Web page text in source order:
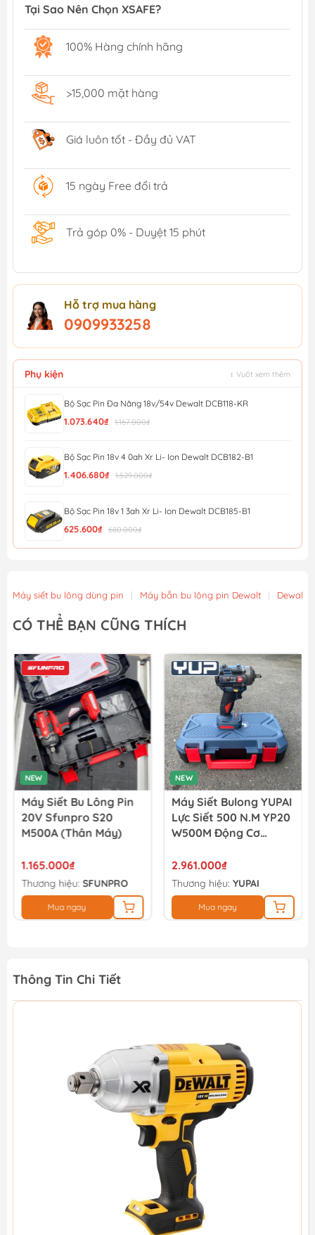
Tại Sao Nên Chọn XSAFE?
100% Hàng chính hãng
>15,000 mặt hàng
Giá luôn tốt - Đầy đủ VAT
15 ngày Free đổi trả
Trả góp 0% - Duyệt 15 phút
Hỗ trợ mua hàng
0909933258
Phụ kiện ↕ Vuốt xem thêm
Bộ Sạc Pin Đa Năng 18v/54v Dewalt DCB118-KR
1.073.640₫ 1.167.000₫
Bộ Sạc Pin 18v 4 0ah Xr Li- Ion Dewalt DCB182-B1
1.406.680₫ 1.529.000₫
Bộ Sạc Pin 18v 1 3ah Xr Li- Ion Dewalt DCB185-B1
625.600₫ 680.000₫
Bộ Sạc Pin 12v/20v Xr 2a Dewalt DCB1102-B1
552.000₫
Bộ Sạc Pin 10 8v 1 3ah Xr Li-ion Dewalt DCB125-B1
521.640₫ 567.000₫
Máy siết bu lông dùng pin | Máy bắn bu lông pin Dewalt | Dewalt
CÓ THỂ BẠN CŨNG THÍCH
NEW
Máy Siết Bu Lông Pin
20V Sfunpro S20
M500A (thân Máy)
1.165.000₫
Thương hiệu: SFUNPRO
Mua ngay
NEW
Máy Siết Bulong YUPAI
Lực Siết 500 N.M YP20
W500M Động Cơ
Bộ)
2.961.000₫
Thương hiệu: YUPAI
Mua ngay
Thông Tin Chi Tiết